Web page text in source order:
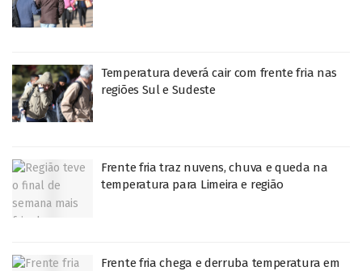
Temperatura deverá cair com frente fria nas
regiões Sul e Sudeste
Frente fria traz nuvens, chuva e queda na
temperatura para Limeira e região
Frente fria chega e derruba temperatura em